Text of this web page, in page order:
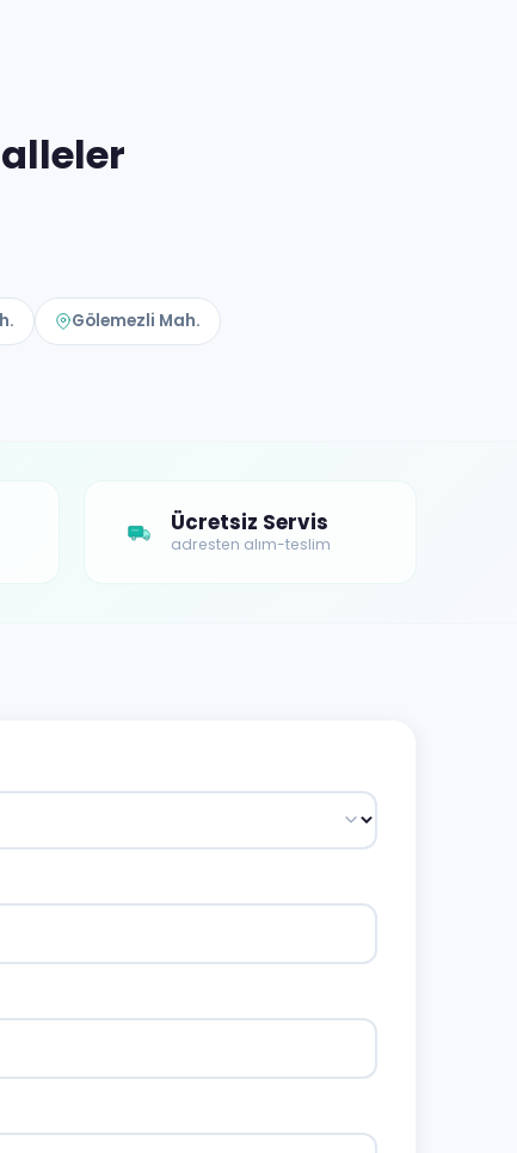
Gölemezli Mah.
Ücretsiz Servis
adresten alım-teslim